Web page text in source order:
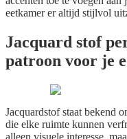
eetkamer er altijd stijlvol
Jacquard stof
patroon voor je
Jacquardstof staat bekend
die elke ruimte kunnen
alleen visuele interesse,